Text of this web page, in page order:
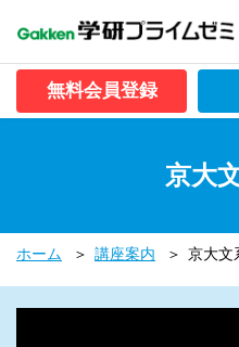
無料会員登録
京大
ホーム 講座案内 京大文